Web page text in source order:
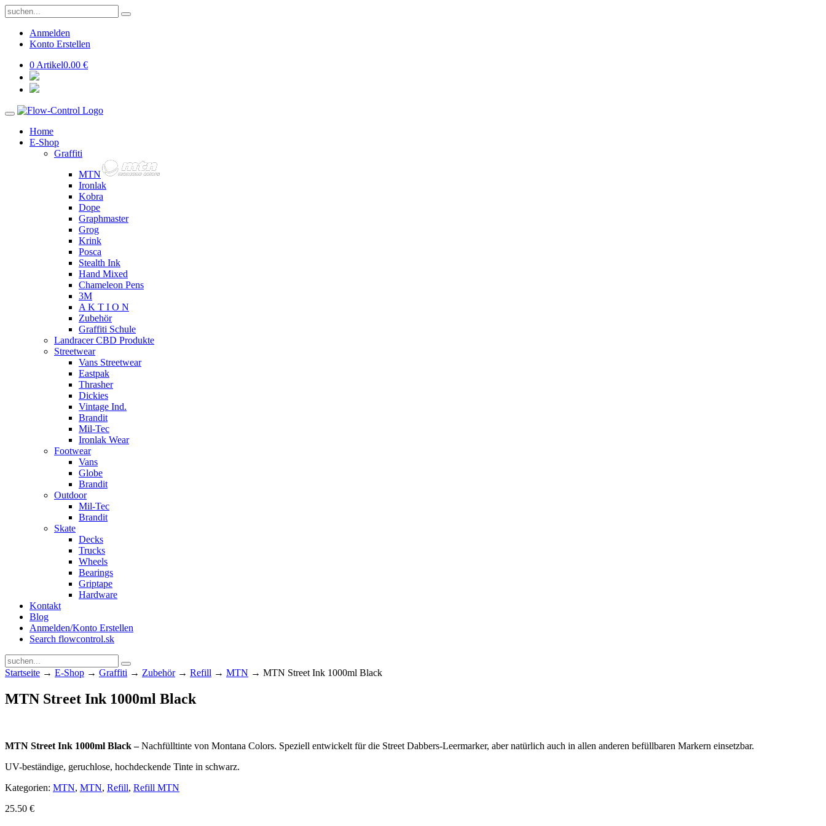
Anmelden
Konto Erstellen
0 Artikel0.00 €
Home
E-Shop
Graffiti
MTN
Ironlak
Kobra
Dope
Graphmaster
Grog
Krink
Posca
Stealth Ink
Hand Mixed
Chameleon Pens
3M
A K T I O N
Zubehör
Graffiti Schule
Landracer CBD Produkte
Streetwear
Vans Streetwear
Eastpak
Thrasher
Dickies
Vintage Ind.
Brandit
Mil-Tec
Ironlak Wear
Footwear
Vans
Globe
Brandit
Outdoor
Mil-Tec
Brandit
Skate
Decks
Trucks
Wheels
Bearings
Griptape
Hardware
Kontakt
Blog
Anmelden/Konto Erstellen
Search flowcontrol.sk
Startseite → E-Shop → Graffiti → Zubehör→ Refill → MTN → MTN Street Ink 1000ml Black
MTN Street Ink 1000ml Black
MTN Street Ink 1000ml Black –Nachfülltinte von Montana Colors. Speziell entwickelt für die Street Dabbers-Leermarker, aber natürlich auch in allen anderen befüllbaren Markern einsetzbar.
UV-beständige, geruchlose, hochdeckende Tinte in schwarz.
Kategorien: MTN, MTN, Refill, Refill MTN
25.50 €